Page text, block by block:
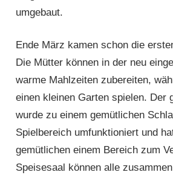
umgebaut.
Ende März kamen schon die
Die Mütter können in der neu
warme Mahlzeiten zubereiten,
einen kleinen Garten spielen. Der
wurde zu einem gemütlichen
Spielbereich umfunktioniert und
gemütlichen einem Bereich zum
Speisesaal können alle